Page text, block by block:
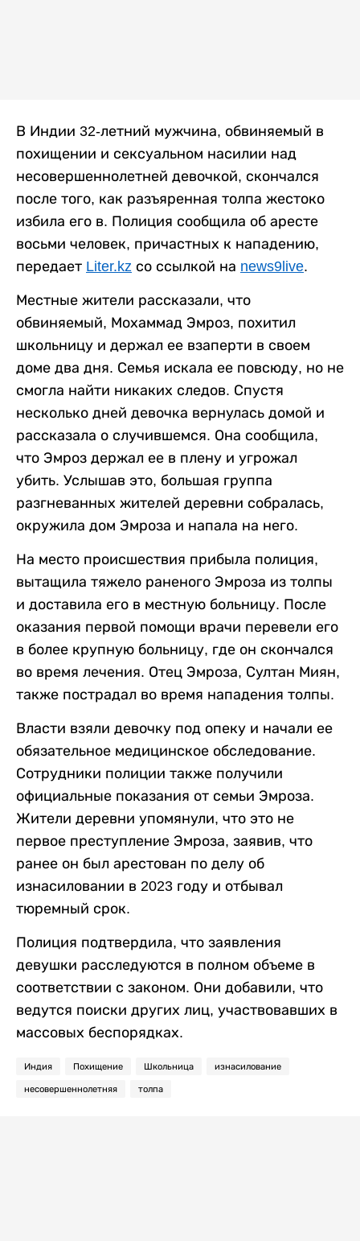
В Индии 32-летний мужчина, обвиняемый в
похищении и сексуальном насилии над
несовершеннолетней девочкой, скончался
после того, как разъяренная толпа жестоко
избила его в. Полиция сообщила об аресте
восьми человек, причастных к нападению,
передает Liter.kz со ссылкой на news9live.
Местные жители рассказали, что
обвиняемый, Мохаммад Эмроз, похитил
школьницу и держал ее взаперти в своем
доме два дня. Семья искала ее повсюду, но не
смогла найти никаких следов. Спустя
несколько дней девочка вернулась домой и
рассказала о случившемся. Она сообщила,
что Эмроз держал ее в плену и угрожал
убить. Услышав это, большая группа
разгневанных жителей деревни собралась,
окружила дом Эмроза и напала на него.
На место происшествия прибыла полиция,
вытащила тяжело раненого Эмроза из толпы
и доставила его в местную больницу. После
оказания первой помощи врачи перевели его
в более крупную больницу, где он скончался
во время лечения. Отец Эмроза, Султан Миян,
также пострадал во время нападения толпы.
Власти взяли девочку под опеку и начали ее
обязательное медицинское обследование.
Сотрудники полиции также получили
официальные показания от семьи Эмроза.
Жители деревни упомянули, что это не
первое преступление Эмроза, заявив, что
ранее он был арестован по делу об
изнасиловании в 2023 году и отбывал
тюремный срок.
Полиция подтвердила, что заявления
девушки расследуются в полном объеме в
соответствии с законом. Они добавили, что
ведутся поиски других лиц, участвовавших в
массовых беспорядках.
Индия Похищение Школьница изнасилование
несовершеннолетняя толпа